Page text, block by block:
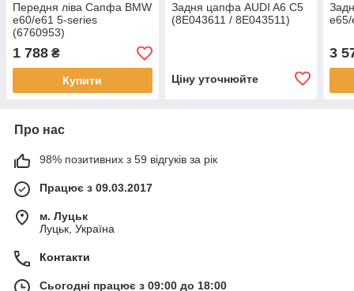
Передня ліва Сапфа BMW
e60/e61 5-series
(6760953)
1 788 ₴
Купити
Задня цапфа AUDI A6 C5
(8E043611 / 8E043511)
Ціну уточнюйте
3
Про нас
98% позитивних з 59 відгуків за рік
Працює з 09.03.2017
м. Луцьк
Луцьк, Україна
Контакти
Сьогодні працює з 09:00 до 18:00